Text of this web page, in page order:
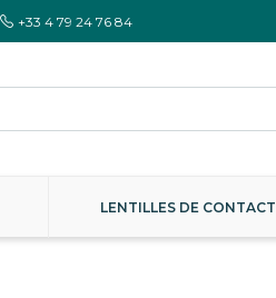
+33 4 79 24 76 84
LENTILLES DE CONTACT